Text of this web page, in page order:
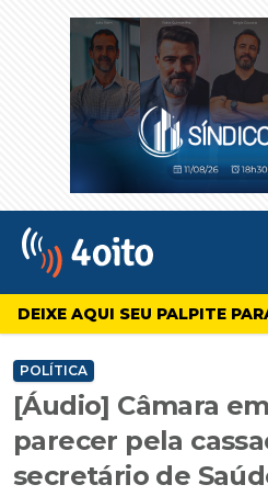
4oito
DEIXE AQUI SEU PALPITE
POLÍTICA
[Áudio] Câmara
parecer pela
secretário de